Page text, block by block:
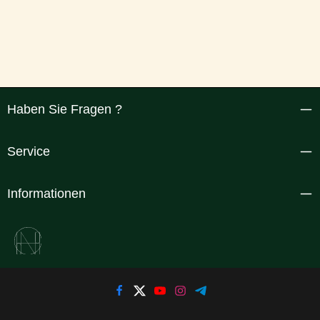
Haben Sie Fragen ?
Service
Informationen